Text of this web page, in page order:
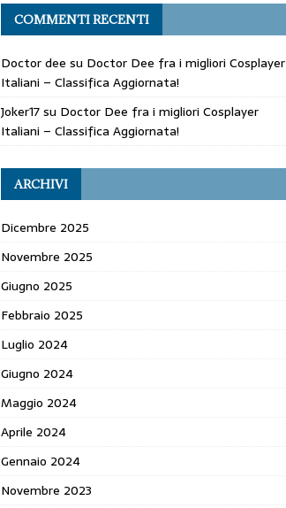
COMMENTI RECENTI
Doctor dee su Doctor Dee fra i migliori Cosplayer
Italiani – Classifica Aggiornata!
Joker17su Doctor Dee fra i migliori Cosplayer
Italiani – Classifica Aggiornata!
ARCHIVI
Dicembre 2025
Novembre 2025
Giugno 2025
Febbraio 2025
Luglio 2024
Giugno 2024
Maggio 2024
Aprile 2024
Gennaio 2024
Novembre 2023